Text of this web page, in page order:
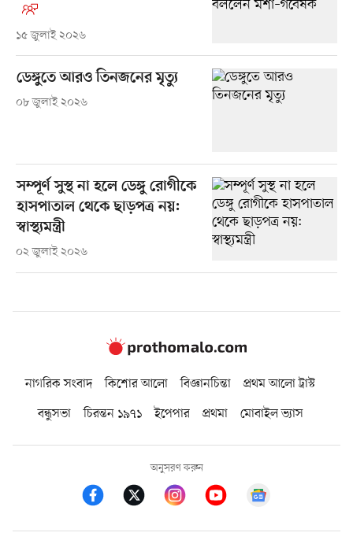
১৫ জুলাই ২০২৬
ডেঙ্গুতে আরও তিনজনের মৃত্যু
০৮ জুলাই ২০২৬
সম্পূর্ণ সুস্থ না হলে ডেঙ্গু রোগীকে
হাসপাতাল থেকে ছাড়পত্র নয়:
স্বাস্থ্যমন্ত্রী
০২ জুলাই ২০২৬
নাগরিক সংবাদ কিশোর আলো বিজ্ঞানচিন্তা
প্রথম আলো ট্রাস্ট
বন্ধুসভা
চিরন্তন ১৯৭১ ইপেপার প্রথমা মোবাইল ভ্যাস
অনুসরণ করুন